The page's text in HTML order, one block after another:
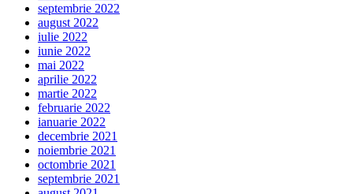
septembrie 2022
august 2022
iulie 2022
iunie 2022
mai 2022
aprilie 2022
martie 2022
februarie 2022
ianuarie 2022
decembrie 2021
noiembrie 2021
octombrie 2021
septembrie 2021